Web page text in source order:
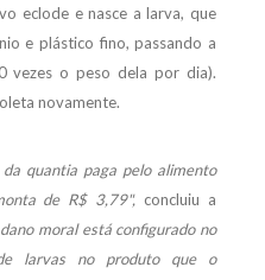
eclode e nasce a larva, que
e plástico fino, passando a
vezes o peso dela por dia).
novamente.
quantia paga pelo alimento
de R$ 3,79", concluiu a
moral está configurado no
larvas no produto que o